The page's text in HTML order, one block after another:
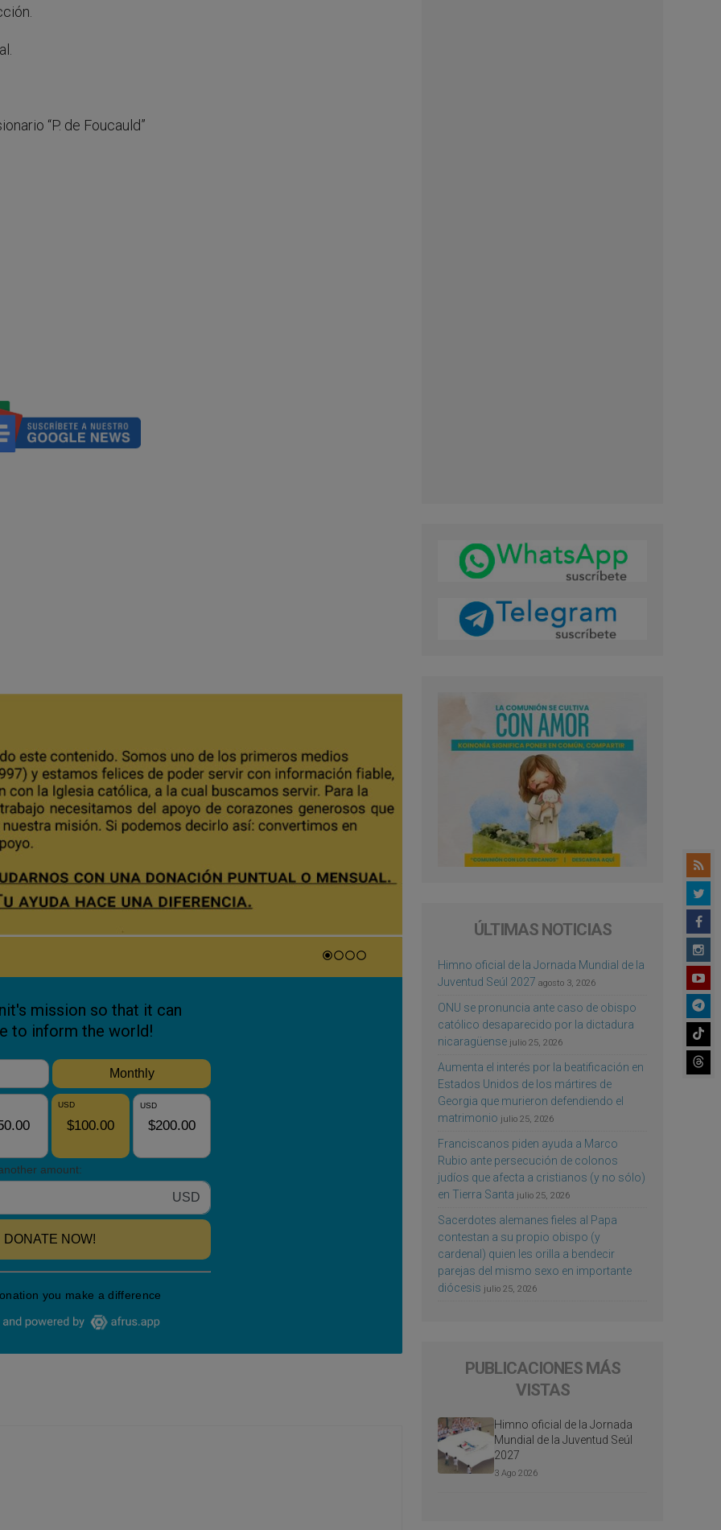
“P. de Foucauld”
ÚLTIMAS NOTICIAS
Himno oficial de la Jornada Mundial de la
Juventud Seúl 2027 agosto 3, 2026
ONU se pronuncia ante caso de obispo
católico desaparecido por la dictadura
nicaragüense julio 25, 2026
Aumenta el interés por la beatificación en
Estados Unidos de los mártires de
Georgia que murieron defendiendo el
matrimonio julio 25, 2026
Franciscanos piden ayuda a Marco
Rubio ante persecución de colonos
judíos que afecta a cristianos (y no sólo)
en Tierra Santa julio 25, 2026
Sacerdotes alemanes fieles al Papa
contestan a su propio obispo (y
cardenal) quien les orilla a bendecir
parejas del mismo sexo en importante
diócesis julio 25, 2026
PUBLICACIONES MÁS
VISTAS
Himno oficial de la Jornada
Mundial de la Juventud Seúl
2027
3 Ago 2026